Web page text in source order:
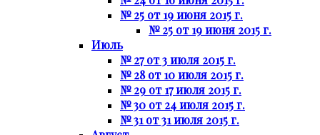
№ 25 от 19 июня 2015 г.
№ 25 от 19 июня 2015 г.
Июль
№ 27 от 3 июля 2015 г.
№ 28 от 10 июля 2015 г.
№ 29 от 17 июля 2015 г.
№ 30 от 24 июля 2015 г.
№ 31 от 31 июля 2015 г.